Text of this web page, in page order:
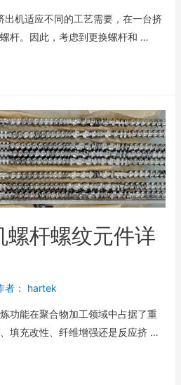
出机适应不同的工艺需要，在一台挤
杆。因此，考虑到更换螺杆和 …
螺杆螺纹元件详
： hartek
功能在聚合物加工领域中占据了重
填充改性、纤维增强还是反应挤 …